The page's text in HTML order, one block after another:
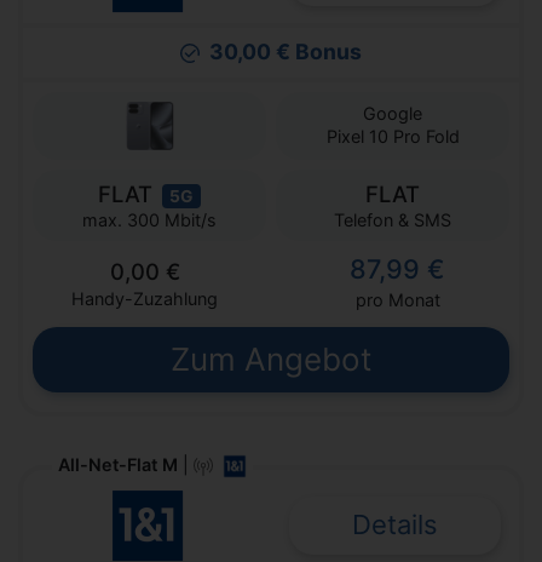
30,00 € Bonus
Google
Pixel 10 Pro Fold
FLAT 5G
max. 300 Mbit/s
FLAT
Telefon & SMS
0,00 €
Handy-Zuzahlung
87,99 €
pro Monat
Zum Angebot
All-Net-Flat M
Details